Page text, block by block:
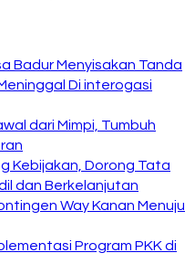
Badur Menyisakan Tanda
Di interogasi
dari Mimpi, Tumbuh
Kebijakan, Dorong Tata
dan Berkelanjutan
Way Kanan Menuju
Program PKK di